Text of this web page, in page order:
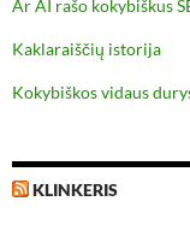
Ar AI rašo kokybiškus
Kaklaraiščių istorija
Kokybiškos vidaus
KLINKERIS